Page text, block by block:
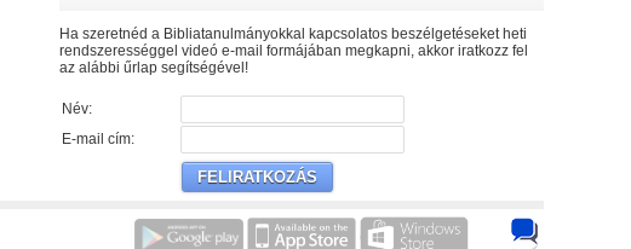
Ha szeretnéd a Bibliatanulmányokkal kapcsolatos beszélgetéseket heti
rendszerességgel videó e-mail formájában megkapni, akkor iratkozz fel
az alábbi űrlap segítségével!
Név:
E-mail cím: